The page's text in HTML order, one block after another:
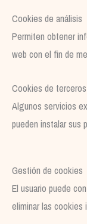
Cookies de análisis
Permiten obtener
web con el fin de
Cookies de terceros
Algunos servicios
pueden instalar sus
Gestión de cookies
El usuario puede
eliminar las cookies